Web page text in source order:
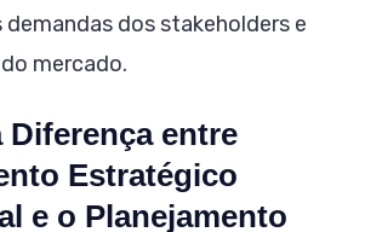
demandas dos stakeholders e
mercado.
Diferença entre
Estratégico
e o Planejamento